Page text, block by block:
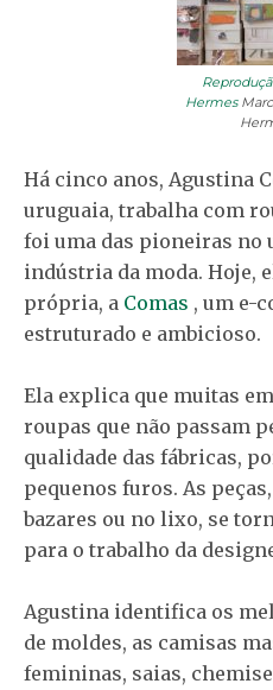
Hermes
Há cinco anos, Agustina
uruguaia, trabalha com
foi uma das pioneiras no
indústria da moda. Hoje,
própria, a Comas , um e-
estruturado e ambicioso.
Ela explica que muitas
roupas que não passam
qualidade das fábricas,
pequenos furos. As
bazares ou no lixo, se
para o trabalho da
Agustina identifica os
de moldes, as camisas
femininas, saias,